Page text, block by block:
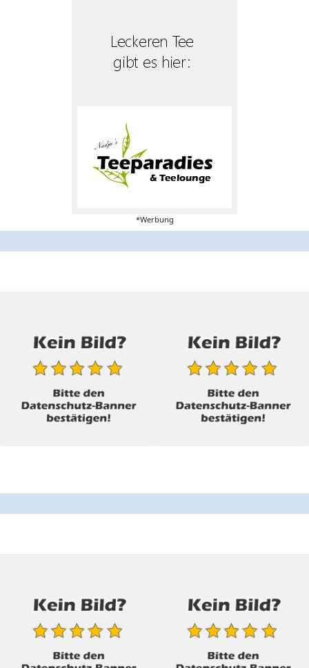
*Werbung